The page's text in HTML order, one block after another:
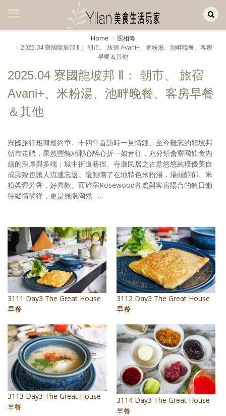
美食集
美飲集
廚房集
旅遊集
旅遊美食集
書房集
日記簿
餐桌週記
照相簿
影音區
創意出版服務
歷史區
個人著作
活動實況記錄
媒體報導一覽
合作與代言
Home
照相簿
2025.04 寮國龍坡邦 Ⅱ： 朝市、 旅宿 Avani+、米粉湯、池畔晚餐、客房
早餐＆其他
2025.04 寮國龍坡邦 Ⅱ： 朝市、 旅宿
Avani+、米粉湯、池畔晚餐、客房早餐
＆其他
寮國旅行相簿最終章。十四年首訪時一見情鍾、至今難忘的龍坡邦
朝市走踏，果然豐饒精彩心醉心折一如昔往，充分領會寮國飲食內
蘊的深厚與多端；城中街道巷徑、寺廟民居之古意悠悠純樸優美自
成風致也讓人流連忘返。還飽嚐了在地特色米粉湯，湯頭醇郁、米
粉柔彈芳香，好喜歡。而旅宿Rosewood各處與客房陽台的鎮日懶
待縱情徜徉，更是無限陶然……
3111 Day3 The Great House
早餐
3112 Day3 The Great House
早餐
3113 Day3 The Great House
早餐
3114 Day3 The Great House
早餐